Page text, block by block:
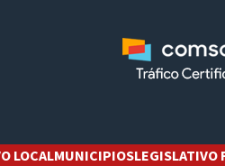
LOCALMUNICIPIOSLEGISLATIVO